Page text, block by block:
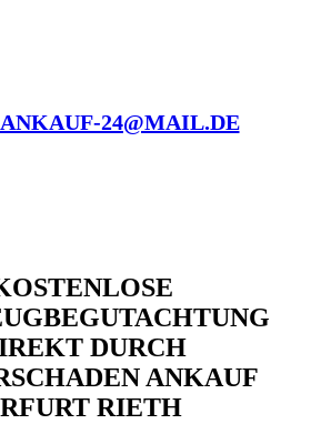
24@MAIL.DE
DURCH
ANKAUF
RIETH